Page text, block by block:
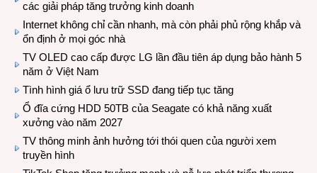
các giải pháp tăng trưởng kinh doanh
Internet không chỉ cần nhanh, mà còn phải phủ rộng khắp và
ổn định ở mọi góc nhà
TV OLED cao cấp được LG lần đầu tiên áp dụng bảo hành 5
năm ở Việt Nam
Tình hình giá ổ lưu trữ SSD đang tiếp tục tăng
Ổ đĩa cứng HDD 50TB của Seagate có khả năng xuất
xưởng vào năm 2027
TV thông minh ảnh hưởng tới thói quen của người xem
truyền hình